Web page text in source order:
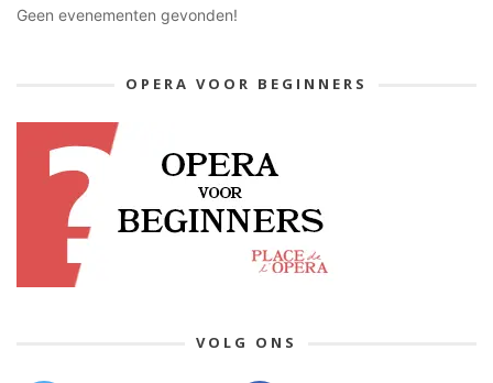
Geen evenementen gevonden!
OPERA VOOR BEGINNERS
VOLG ONS